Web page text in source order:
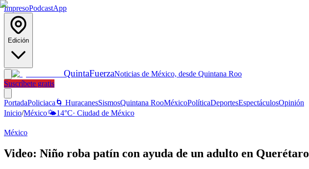
ImpresoPodcastApp
Edición
QuintaFuerzaNoticias de México, desde Quintana Roo
Suscríbete gratis
PortadaPoliciaca 🌀 HuracanesSismosQuintana RooMéxicoPolíticaDeportesEspectáculosOpinión
Inicio/México🌤️14°C· Ciudad de México
México
Video: Niño roba patín con ayuda de un adulto en Querétaro